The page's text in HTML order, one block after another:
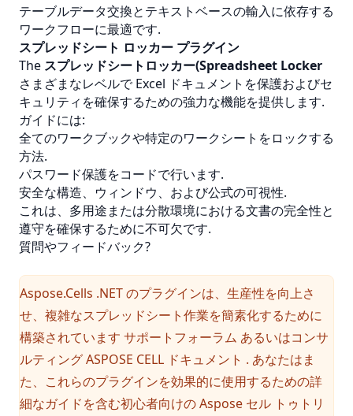
テーブルデータ交換とテキストベースの輸入に依存する
ワークフローに最適です.
スプレッドシート ロッカー プラグイン
The スプレッドシートロッカー(Spreadsheet Locker
さまざまなレベルで Excel ドキュメントを保護およびセ
キュリティを確保するための強力な機能を提供します.
ガイドには:
全てのワークブックや特定のワークシートをロックする
方法.
パスワード保護をコードで行います.
安全な構造、ウィンドウ、および公式の可視性.
これは、多用途または分散環境における文書の完全性と
遵守を確保するために不可欠です.
質問やフィードバック?
Aspose.Cells .NET のプラグインは、生産性を向上さ
せ、複雑なスプレッドシート作業を簡素化するために
構築されています サポートフォーラム あるいはコンサ
ルティングASPOSE CELL ドキュメント . あなたはま
た、これらのプラグインを効果的に使用するための詳
細なガイドを含む初心者向けの Aspose セル トゥトリ